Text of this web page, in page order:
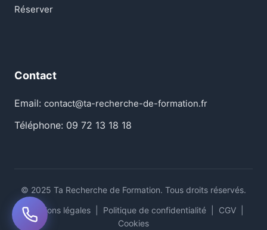
Réserver
Contact
Email: contact@ta-recherche-de-formation.fr
Téléphone: 09 72 13 18 18
© 2025 Ta Recherche de Formation. Tous droits réservés.
Mentions légales
Politique de confidentialité CGV
Cookies